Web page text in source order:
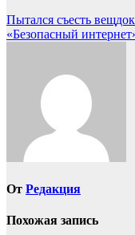
Навигация
по
Пытался съесть
«Безопасный
От Редакция
Похожая запись